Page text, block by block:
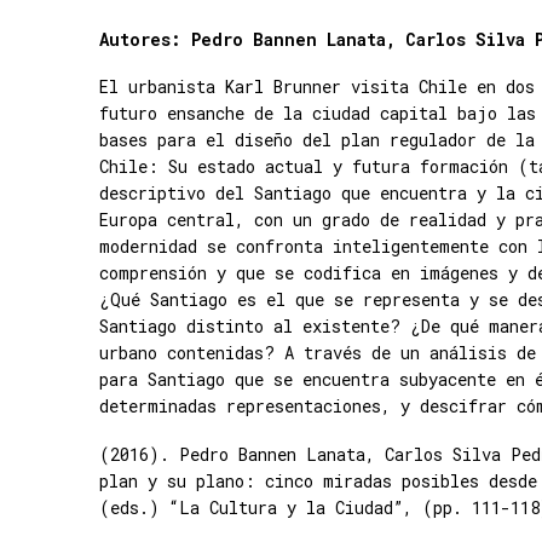
Autores: Pedro Bannen Lanata, Carlos Silva
El urbanista Karl Brunner visita Chile en dos
futuro ensanche de la ciudad capital bajo
bases para el diseño del plan regulador de
Chile: Su estado actual y futura formación
descriptivo del Santiago que encuentra y la
Europa central, con un grado de realidad y
modernidad se confronta inteligentemente
comprensión y que se codifica en imágenes
¿Qué Santiago es el que se representa y se
Santiago distinto al existente? ¿De qué
urbano contenidas? A través de un análisis
para Santiago que se encuentra subyacente
determinadas representaciones, y descifrar
(2016). Pedro Bannen Lanata, Carlos Silva
plan y su plano: cinco miradas posibles
(eds.) “La Cultura y la Ciudad”, (pp. 111-